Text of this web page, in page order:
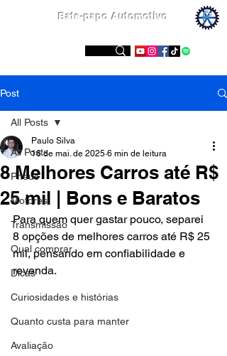
Bate-papo Automotivo
Post
All Posts
Pneus
Motores
Transmissão
Qual comprar
Dicas
Curiosidades e histórias
Quanto custa para manter
Avaliação
All Posts
8 Melhores Carros até R$
25 mil | Bons e Baratos
Paulo Silva
16 de mai. de 2025 6 min de leitura
Para quem quer gastar pouco, separei
8 opções de melhores carros até R$ 25
mil, pensando em confiabilidade e
revenda.